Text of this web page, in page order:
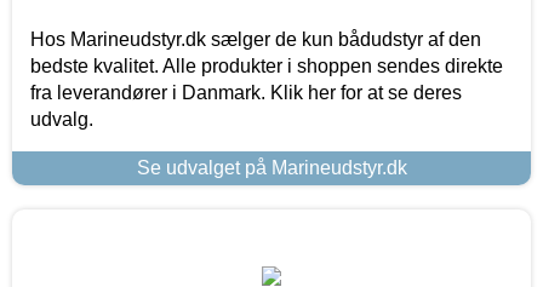
Hos Marineudstyr.dk sælger de kun bådudstyr af den
bedste kvalitet. Alle produkter i shoppen sendes direkte
fra leverandører i Danmark. Klik her for at se deres
udvalg.
Se udvalget på Marineudstyr.dk